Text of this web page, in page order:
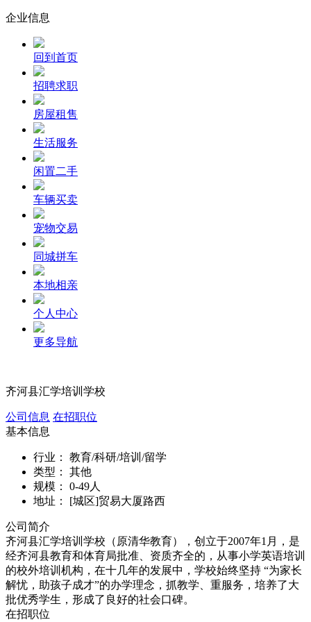
企业信息
回到首页
招聘求职
房屋租售
生活服务
闲置二手
车辆买卖
宠物交易
同城拼车
本地相亲
个人中心
更多导航
齐河县汇学培训学校
公司信息 在招职位
基本信息
行业：
教育/科研/培训/留学
类型：
其他
规模：
0-49人
地址：
[城区]贸易大厦路西
公司简介
齐河县汇学培训学校（原清华教育），创立于2007年1月，是
经齐河县教育和体育局批准、资质齐全的，从事小学英语培训
的校外培训机构，在十几年的发展中，学校始终坚持 “为家长
解忧，助孩子成才”的办学理念，抓教学、重服务，培养了大
批优秀学生，形成了良好的社会口碑。
在招职位